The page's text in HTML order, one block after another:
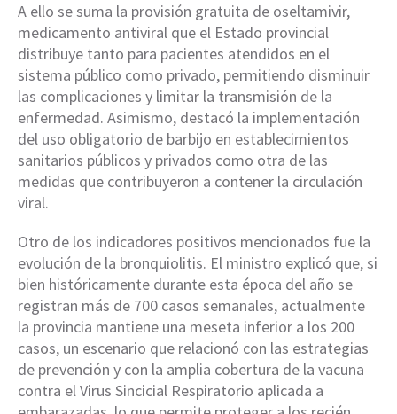
A ello se suma la provisión gratuita de oseltamivir,
medicamento antiviral que el Estado provincial
distribuye tanto para pacientes atendidos en el
sistema público como privado, permitiendo disminuir
las complicaciones y limitar la transmisión de la
enfermedad. Asimismo, destacó la implementación
del uso obligatorio de barbijo en establecimientos
sanitarios públicos y privados como otra de las
medidas que contribuyeron a contener la circulación
viral.
Otro de los indicadores positivos mencionados fue la
evolución de la bronquiolitis. El ministro explicó que, si
bien históricamente durante esta época del año se
registran más de 700 casos semanales, actualmente
la provincia mantiene una meseta inferior a los 200
casos, un escenario que relacionó con las estrategias
de prevención y con la amplia cobertura de la vacuna
contra el Virus Sincicial Respiratorio aplicada a